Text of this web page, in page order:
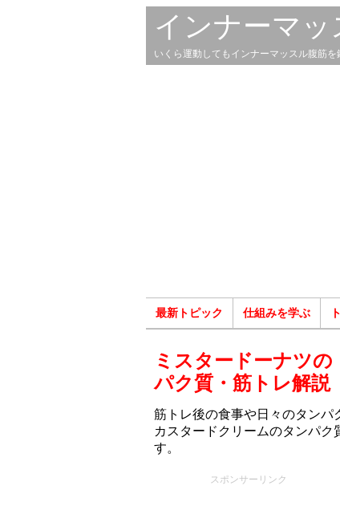
インナーマッ
いくら運動してもインナーマッスル腹筋
最新トピック 仕組みを学ぶ
ミスタードーナツ
パク質・筋トレ解説
筋トレ後の食事や日々のタンパ
カスタードクリームのタンパク
す。
スポンサーリンク